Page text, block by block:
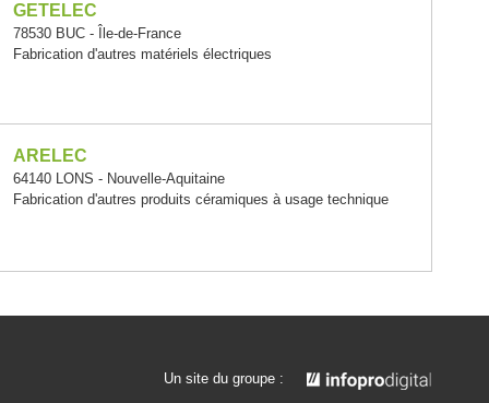
GETELEC
78530 BUC - Île-de-France
Fabrication d'autres matériels électriques
ARELEC
64140 LONS - Nouvelle-Aquitaine
Fabrication d'autres produits céramiques à usage technique
Un site du groupe :